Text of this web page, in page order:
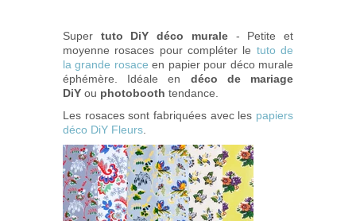
Super tuto DiY déco murale- Petite et
moyenne rosaces pour compléter le tuto de
la grande rosace en papier pour déco murale
éphémère. Idéaleen déco de mariage
DiY ou photobooth tendance.
Les rosaces sont fabriquées avec les papiers
déco DiY Fleurs